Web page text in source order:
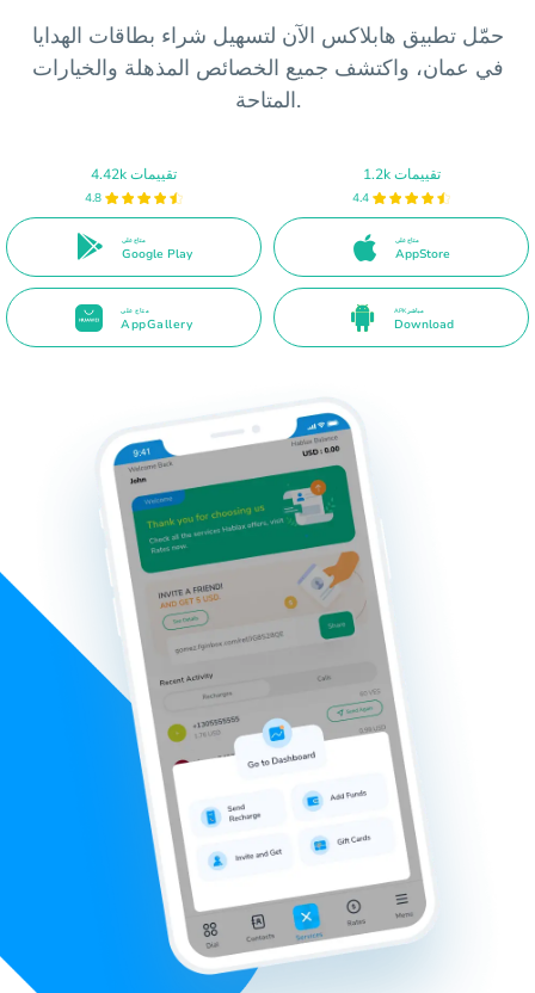
حمّل تطبيق هابلاكس الآن لتسهيل شراء بطاقات الهدايا
في عمان، واكتشف جميع الخصائص المذهلة والخيارات
المتاحة.
4.42k تقييمات
4.8
متاح على
Google Play
1.2k تقييمات
4.4
متاح على
AppStore
متاح على
AppGallery
APK مباشر
Download